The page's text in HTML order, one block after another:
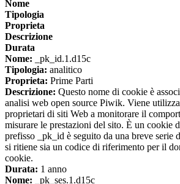
Nome
Tipologia
Proprieta
Descrizione
Durata
Nome: _pk_id.1.d15c
Tipologia: analitico
Proprieta: Prime Parti
Descrizione: Questo nome di cookie è
analisi web open source Piwik. Viene
proprietari di siti Web a monitorare il
misurare le prestazioni del sito. È un cookie
prefisso _pk_id è seguito da una breve serie
si ritiene sia un codice di riferimento per il
cookie.
Durata: 1 anno
Nome: _pk_ses.1.d15c